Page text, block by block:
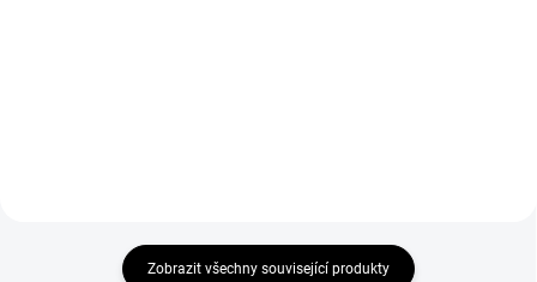
Zobrazit všechny související produkty